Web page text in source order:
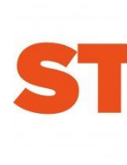
¿Te gusta el
registrar tus
Strava puedes
retar a tí
gratis puedes
actividades